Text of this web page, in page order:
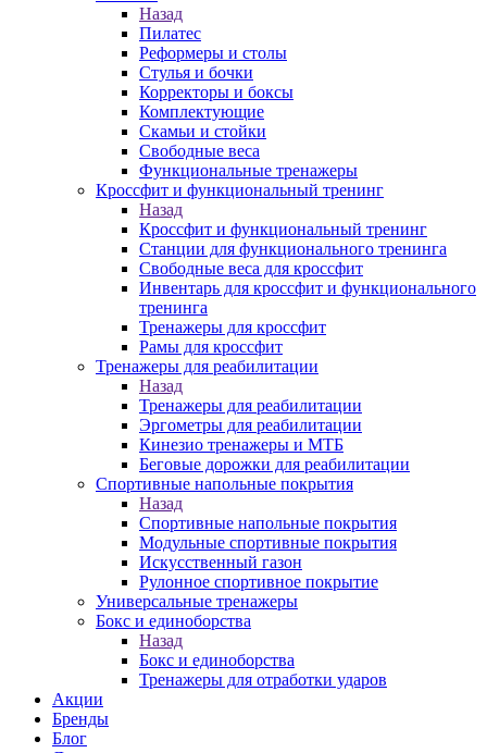
Назад
Пилатес
Реформеры и столы
Стулья и бочки
Корректоры и боксы
Комплектующие
Скамьи и стойки
Свободные веса
Функциональные тренажеры
Кроссфит и функциональный тренинг
Назад
Кроссфит и функциональный тренинг
Станции для функционального тренинга
Свободные веса для кроссфит
Инвентарь для кроссфит и функционального
тренинга
Тренажеры для кроссфит
Рамы для кроссфит
Тренажеры для реабилитации
Назад
Тренажеры для реабилитации
Эргометры для реабилитации
Кинезио тренажеры и МТБ
Беговые дорожки для реабилитации
Спортивные напольные покрытия
Назад
Спортивные напольные покрытия
Модульные спортивные покрытия
Искусственный газон
Рулонное спортивное покрытие
Универсальные тренажеры
Бокс и единоборства
Назад
Бокс и единоборства
Тренажеры для отработки ударов
Акции
Бренды
Блог